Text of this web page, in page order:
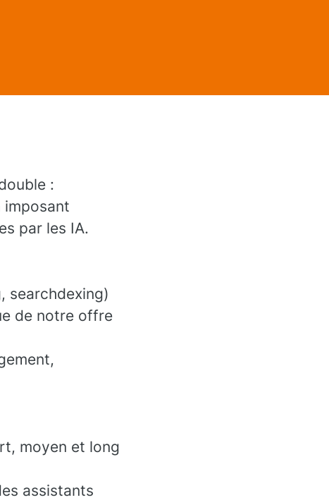
:
imposant
par les IA.
searchdexing)
de notre offre
moyen et long
assistants